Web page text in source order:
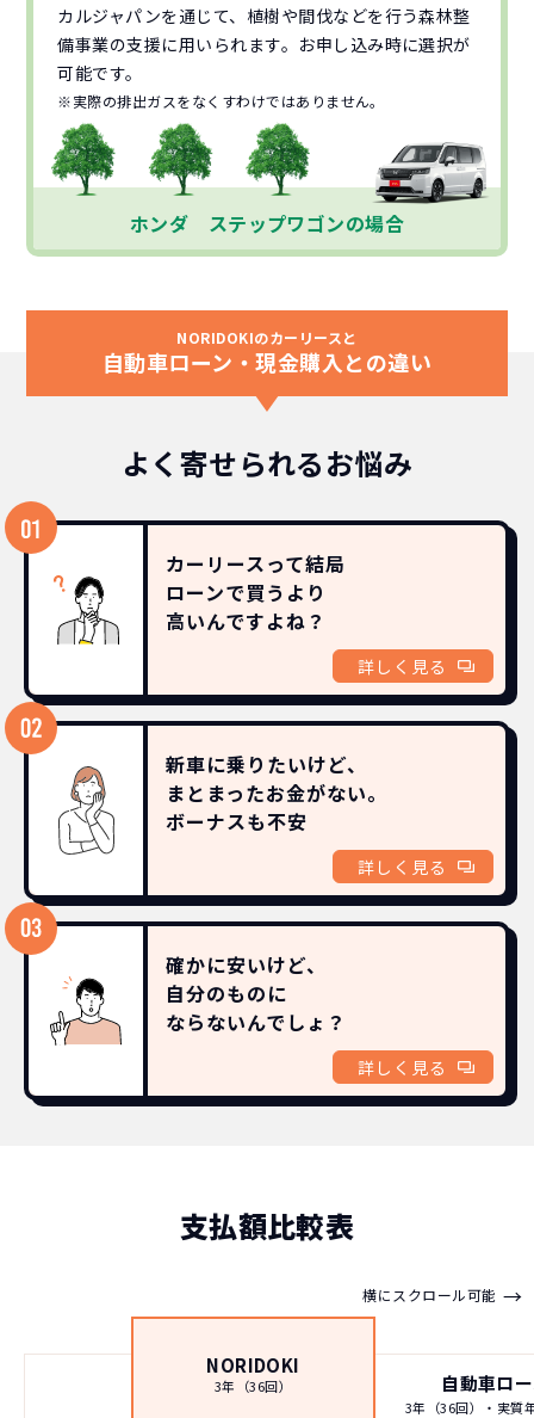
カルジャパンを通じて、植樹や間伐などを行う森林整
備事業の支援に用いられます。お申し込み時に選択が
可能です。
※実際の排出ガスをなくすわけではありません。
ホンダ ステップワゴンの場合
NORIDOKIのカーリースと
自動車ローン・現金購入との違い
よく寄せられるお悩み
カーリースって結局
ローンで買うより
高いんですよね？
詳しく見る
新車に乗りたいけど、
まとまったお金がない。
ボーナスも不安
詳しく見る
確かに安いけど、
自分のものに
ならないんでしょ？
詳しく見る
支払額比較表
横にスクロール可能 →
NORIDOKI
3年（36回） 自動車ロ
3年（36回）・実質